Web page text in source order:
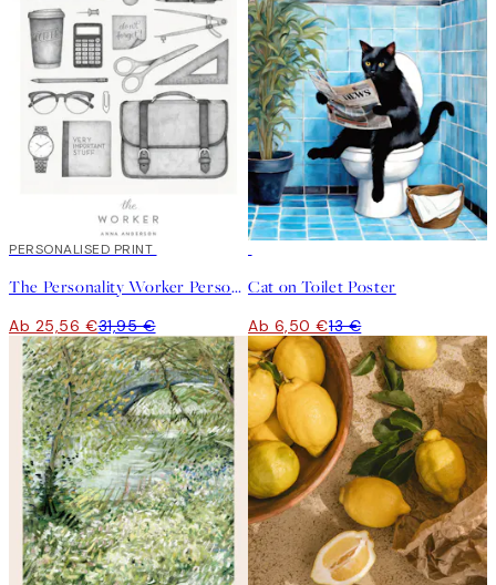
20%*
PERSONALISED PRINT
The Personality Worker Personal Poster
Ab 25,56 €31,95 €
Cat on Toilet Poster
Ab 6,50 €13 €